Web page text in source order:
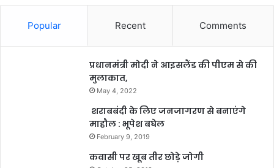
Popular Recent Comments
प्रधानमंत्री मोदी ने आइसलैंड की पीएम से की
मुलाकात,
May 4, 2022
शराबबंदी के लिए जनजागरण से बनाएंगे
माहौल : भूपेश बघेल
February 9, 2019
कवासी पर खूब तीर छोड़े जोगी